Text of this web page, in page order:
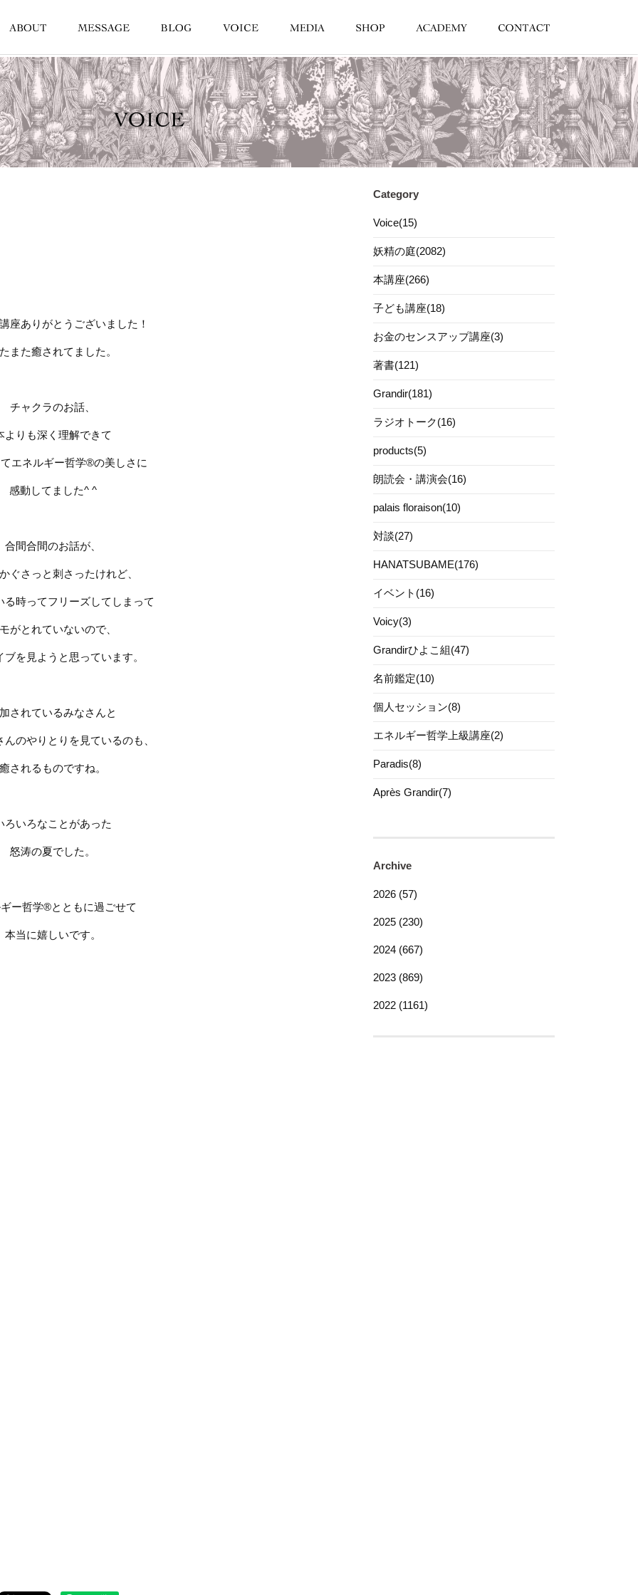
座ありがとうございました！
また癒されてました。
チャクラのお話、
よりも深く理解できて
エネルギー哲学®︎の美しさに
感動してました^ ^
合間合間のお話が、
ぐさっと刺さったけれど、
る時ってフリーズしてしまって
がとれていないので、
ブを見ようと思っています。
されているみなさんと
んのやりとりを見ているのも、
癒されるものですね。
ろいろなことがあった
怒涛の夏でした。
ー哲学®︎とともに過ごせて
本当に嬉しいです。
Category
Voice(15)
妖精の庭(2082)
本講座(266)
子ども講座(18)
お金のセンスアップ講座(3)
著書(121)
Grandir(181)
ラジオトーク(16)
products(5)
朗読会・講演会(16)
palais floraison(10)
対談(27)
HANATSUBAME(176)
イベント(16)
Voicy(3)
Grandirひよこ組(47)
名前鑑定(10)
個人セッション(8)
エネルギー哲学上級講座(2)
Paradis(8)
Après Grandir(7)
Archive
2026 (57)
2025 (230)
2024 (667)
2023 (869)
2022 (1161)